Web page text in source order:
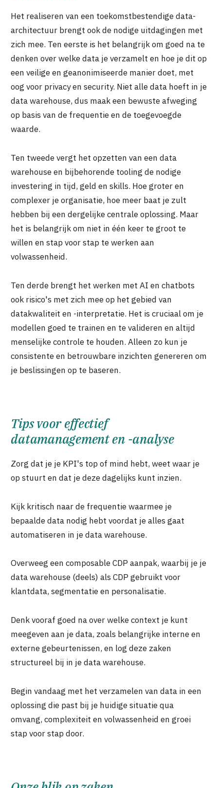
Het realiseren van een toekomstbestendige data-
architectuur brengt ook de nodige uitdagingen met
zich mee. Ten eerste is het belangrijk om goed na te
denken over welke data je verzamelt en hoe je dit op
een veilige en geanonimiseerde manier doet, met
oog voor privacy en security. Niet alle data hoeft in je
data warehouse, dus maak een bewuste afweging
op basis van de frequentie en de toegevoegde
waarde.
Ten tweede vergt het opzetten van een data
warehouse en bijbehorende tooling de nodige
investering in tijd, geld en skills. Hoe groter en
complexer je organisatie, hoe meer baat je zult
hebben bij een dergelijke centrale oplossing. Maar
het is belangrijk om niet in één keer te groot te
willen en stap voor stap te werken aan
volwassenheid.
Ten derde brengt het werken met AI en chatbots
ook risico's met zich mee op het gebied van
datakwaliteit en -interpretatie. Het is cruciaal om je
modellen goed te trainen en te valideren en altijd
menselijke controle te houden. Alleen zo kun je
consistente en betrouwbare inzichten genereren om
je beslissingen op te baseren.
Tips voor effectief
datamanagement en -analyse
Zorg dat je je KPI's top of mind hebt, weet waar je
op stuurt en dat je deze dagelijks kunt inzien.
Kijk kritisch naar de frequentie waarmee je
bepaalde data nodig hebt voordat je alles gaat
automatiseren in je data warehouse.
Overweeg een composable CDP aanpak, waarbij je je
data warehouse (deels) als CDP gebruikt voor
klantdata, segmentatie en personalisatie.
Denk vooraf goed na over welke context je kunt
meegeven aan je data, zoals belangrijke interne en
externe gebeurtenissen, en log deze zaken
structureel bij in je data warehouse.
Begin vandaag met het verzamelen van data in een
oplossing die past bij je huidige situatie qua
omvang, complexiteit en volwassenheid en groei
stap voor stap door.